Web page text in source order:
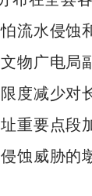
流水侵蚀
物广电局
度减少对
重要点段
蚀威胁的